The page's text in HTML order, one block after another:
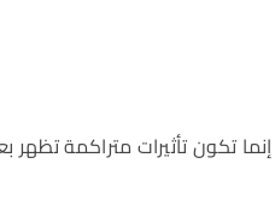
تكون تأثيرات متراكمة تظهر